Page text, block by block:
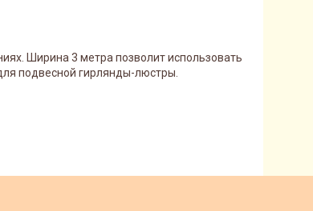
Ширина 3 метра позволит использовать
подвесной гирлянды-люстры.